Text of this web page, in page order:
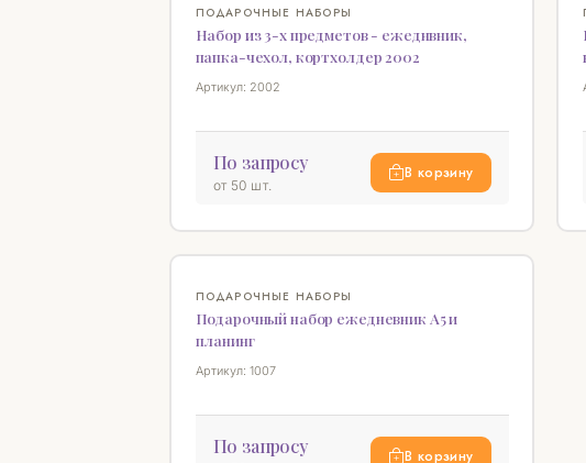
ПОДАРОЧНЫЕ НАБОРЫ
Набор из 3-х предметов - ежеднвник,
папка-чехол, кортхолдер 2002
Артикул: 2002
По запросу
от 50 шт.
В корзину
ПОДАРОЧНЫЕ НАБОРЫ
Подарочный набор ежедневник А5 и
планинг
Артикул: 1007
По запросу В корзину